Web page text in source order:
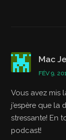
Mac
FÉV 9,
Vous avez mis
j’espère que
stressante! En
podcast!